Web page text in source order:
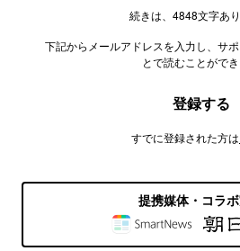
続きは、4848文字あり
下記からメールアドレスを入力し、サ
とで読むことがで
登録する
すでに登録された方は
提携媒体・コラ